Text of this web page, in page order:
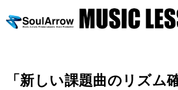
「新しい課題曲のリズム